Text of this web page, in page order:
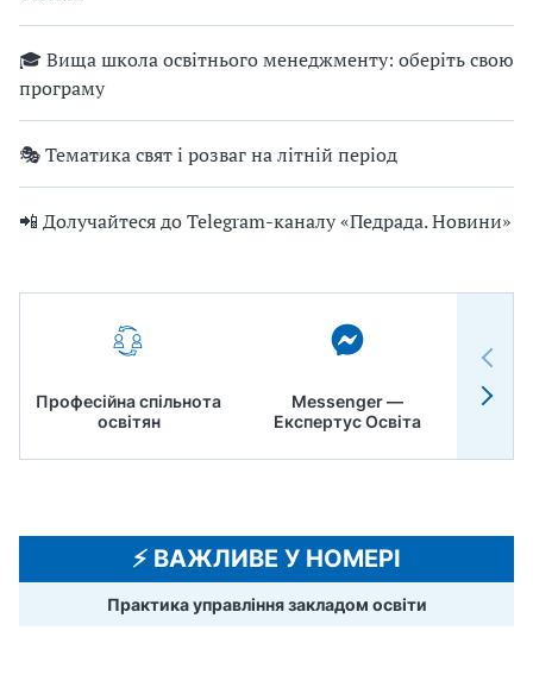
🎓 Вища школа освітнього менеджменту: оберіть свою
програму
🎭 Тематика свят і розваг на літній період
📲 Долучайтеся до Telegram-каналу «Педрада. Новини»
Професійна спільнота
освітян
Messenger —
Експертус Освіта
⚡️ ВАЖЛИВЕ У НОМЕРІ
Практика управління закладом освіти